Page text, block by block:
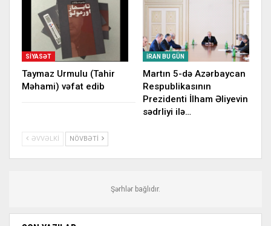
SIYASƏT
Taymaz Urmulu (Tahir
Məhami) vəfat edib
İRAN BU GÜN
Martın 5-də Azərbaycan
Respublikasının
Prezidenti İlham Əliyevin
sədrliyi ilə…
ƏVVƏLKI NÖVBƏTI
Şərhlər bağlıdır.